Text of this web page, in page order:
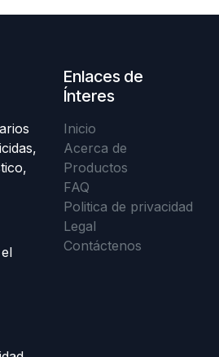
Enlaces de
Ínteres
Inicio
Acerca de
Productos
FAQ
Politica de privacidad
Legal
Contáctenos